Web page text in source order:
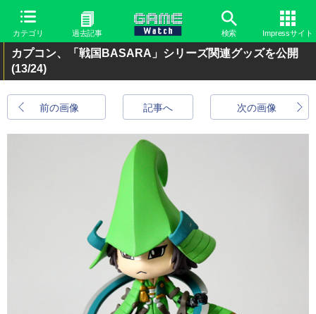
カテゴリ 過去記事 検索 Impressサイト
カプコン、「戦国BASARA」シリーズ関連グッズを公開
(13/24)
前の画像 次の画像
記事へ